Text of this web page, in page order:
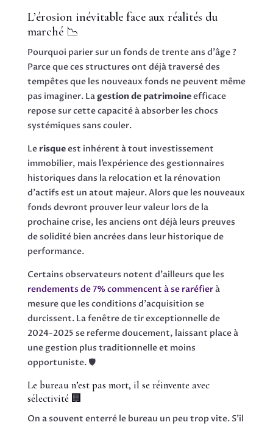
L’érosion inévitable face aux réalités du
marché 📉
Pourquoi parier sur un fonds de trente ans d’âge ?
Parce que ces structures ont déjà traversé des
tempêtes que les nouveaux fonds ne peuvent même
pas imaginer. Lagestion de patrimoineefficace
repose sur cette capacité à absorber les chocs
systémiques sans couler.
Le risqueest inhérent à tout investissement
immobilier, mais l’expérience des gestionnaires
historiques dans la relocation et la rénovation
d’actifs est un atout majeur. Alors que les nouveaux
fonds devront prouver leur valeur lors de la
prochaine crise, les anciens ont déjà leurs preuves
de solidité bien ancrées dans leur historique de
performance.
Certains observateurs notent d’ailleurs que les
rendements de 7% commencent à se raréfierà
mesure que les conditions d’acquisition se
durcissent. La fenêtre de tir exceptionnelle de
2024-2025 se referme doucement, laissant place à
une gestion plus traditionnelle et moins
opportuniste. 🛡️
Le bureau n’est pas mort, il se réinvente avec
sélectivité 🏢
On a souvent enterré le bureau un peu trop vite. S’il